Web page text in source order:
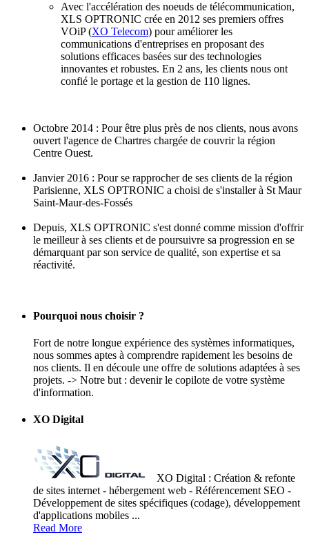
Avec l'accélération des noeuds de télécommunication,
XLS OPTRONIC crée en 2012 ses premiers offres
VOiP (XO Telecom) pour améliorer les
communications d'entreprises en proposant des
solutions efficaces basées sur des technologies
innovantes et robustes. En 2 ans, les clients nous ont
confié le portage et la gestion de 110 lignes.
Octobre 2014 : Pour être plus près de nos clients, nous avons
ouvert l'agence de Chartres chargée de couvrir la région
Centre Ouest.
Janvier 2016 : Pour se rapprocher de ses clients de la région
Parisienne, XLS OPTRONIC a choisi de s'installer à St Maur
Saint-Maur-des-Fossés
Depuis, XLS OPTRONIC s'est donné comme mission d'offrir
le meilleur à ses clients et de poursuivre sa progression en se
démarquant par son service de qualité, son expertise et sa
réactivité.
Pourquoi nous choisir ?
Fort de notre longue expérience des systèmes informatiques,
nous sommes aptes à comprendre rapidement les besoins de
nos clients. Il en découle une offre de solutions adaptées à ses
projets. -> Notre but : devenir le copilote de votre système
d'information.
XO Digital
XO Digital : Création & refonte
de sites internet - hébergement web - Référencement SEO -
Développement de sites spécifiques (codage), développement
d'applications mobiles ...
Read More